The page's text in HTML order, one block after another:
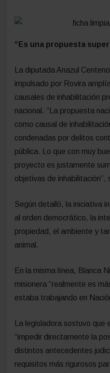
“Es una propuesta
La diputada Anazul
impulsado por Rovira
causales de inhabilitación
nacional. “La propuesta
como causal de
condenadas por delitos
pública. Lo que con muy
proyecto es justamente
objetivas de inhabilitación”,
Según detalló, la iniciativa
al orden democrático, la
propiedad, el ambiente y
animal.
En la misma línea, Blanca
misionera “realmente es
estaba trabajando en
La legisladora sostuvo que
“impedir directamente la
distintos antecedentes
requisitos más rigurosos